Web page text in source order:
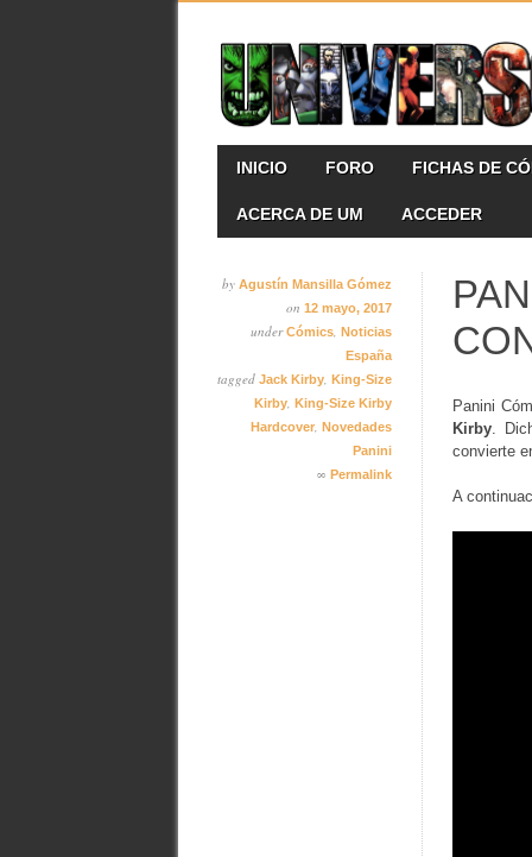
MAIN MENU
INICIO FORO FICHAS DE
ACERCA DE UM ACCEDER
by Agustín Mansilla Gómez
on 12 mayo, 2017
underCómics Noticias
España
tagged Jack Kirby King-Size
Kirby King-Size Kirby
Hardcover Novedades
Panini
∞ Permalink
Panini
Kirby .
convierte
A